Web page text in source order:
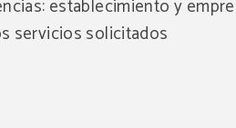
establecimiento y
servicios solicitados